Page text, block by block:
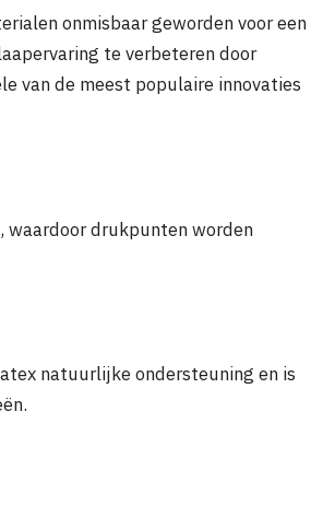
onmisbaar geworden voor een
te verbeteren door
van de meest populaire innovaties
waardoor drukpunten worden
natuurlijke ondersteuning en is